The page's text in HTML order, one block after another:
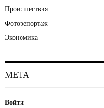
Происшествия
Фоторепортаж
Экономика
МЕТА
Войти